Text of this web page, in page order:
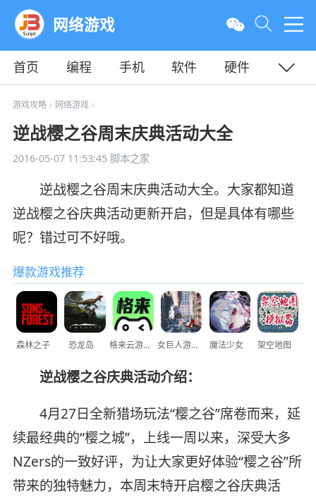
网络游戏
首页 编程 手机 软件
硬件
教程
平面
游戏攻略> 网络游戏>
逆战樱之谷周末庆典活动大全
2016-05-07 11:53:45脚本之家
逆战樱之谷周末庆典活动大全。大家都知道
逆战樱之谷庆典活动更新开启，但是具体有哪些
呢？错过可不好哦。
爆款游戏推荐
森林之子 恐龙岛 格来云游戏 女巨人游乐场 魔法少女 架空地图
逆战樱之谷庆典活动介绍：
4月27日全新猎场玩法“樱之谷”席卷而来，延
续最经典的“樱之城”，上线一周以来，深受大多
NZers的一致好评，为让大家更好体验“樱之谷”所
带来的独特魅力，本周末特开启樱之谷庆典活